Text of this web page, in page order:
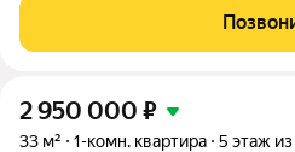
окруженная зелеными соснами и
Особенности проекта
2 950 000 ₽
33 м² 1-комн. квартира 5 этаж из